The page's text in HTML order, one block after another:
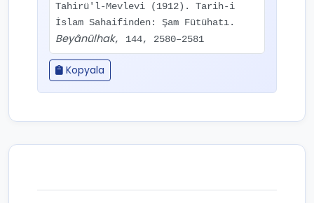
Tahirü'l-Mevlevi (1912). Tarih-i
İslam Sahaifinden: Şam Fütühatı.
Beyânülhak, 144, 2580–2581
Kopyala